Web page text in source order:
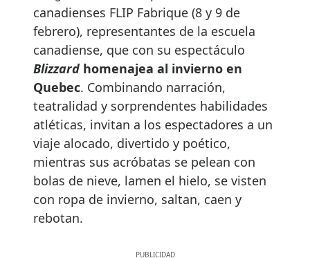
canadienses FLIP Fabrique (8 y 9 de
febrero), representantes de la escuela
canadiense, que con su espectáculo
Blizzard homenajea al invierno en
Quebec. Combinando narración,
teatralidad y sorprendentes habilidades
atléticas, invitan a los espectadores a un
viaje alocado, divertido y poético,
mientras sus acróbatas se pelean con
bolas de nieve, lamen el hielo, se visten
con ropa de invierno, saltan, caen y
rebotan.